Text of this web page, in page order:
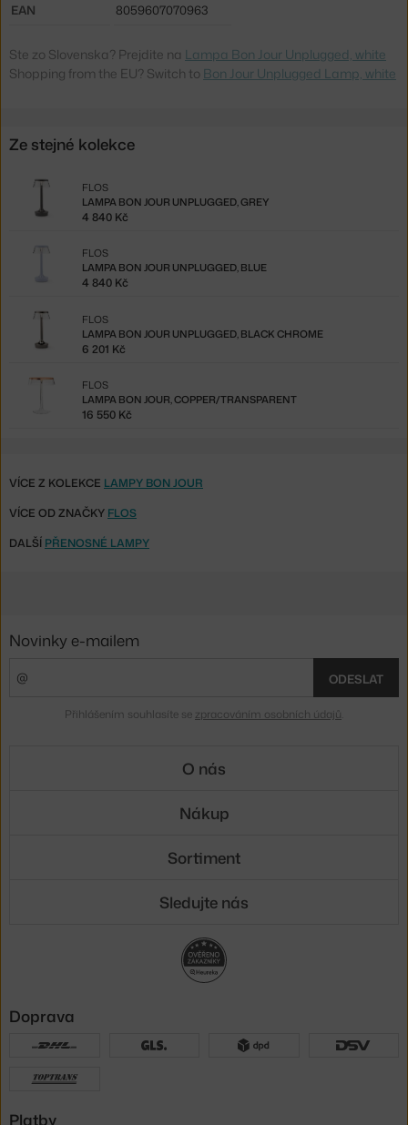
EAN
8059607070963
Ste zo Slovenska? Prejdite na Lampa Bon Jour Unplugged, white
Shopping from the EU? Switch to Bon Jour Unplugged Lamp, white
Ze stejné kolekce
LAMPA BON JOUR UNPLUGGED, GREY
FLOS
4 840 Kč
LAMPA BON JOUR UNPLUGGED, BLUE
FLOS
4 840 Kč
LAMPA BON JOUR UNPLUGGED, BLACK CHROME
FLOS
6 201 Kč
LAMPA BON JOUR, COPPER/TRANSPARENT
FLOS
16 550 Kč
VÍCE Z KOLEKCE LAMPY BON JOUR
VÍCE OD ZNAČKY FLOS
DALŠÍ PŘENOSNÉ LAMPY
Novinky e-mailem
ODESLAT
Přihlášením souhlasíte se zpracováním osobních údajů
O nás
Nákup
Sortiment
Sledujte nás
Doprava
Platby